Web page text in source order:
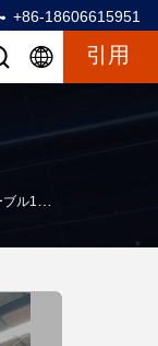
+86-18606615951
引用
の牽引力を束ねます